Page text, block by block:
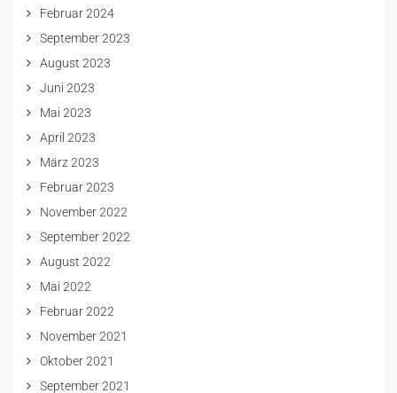
Februar 2024
September 2023
August 2023
Juni 2023
Mai 2023
April 2023
März 2023
Februar 2023
November 2022
September 2022
August 2022
Mai 2022
Februar 2022
November 2021
Oktober 2021
September 2021